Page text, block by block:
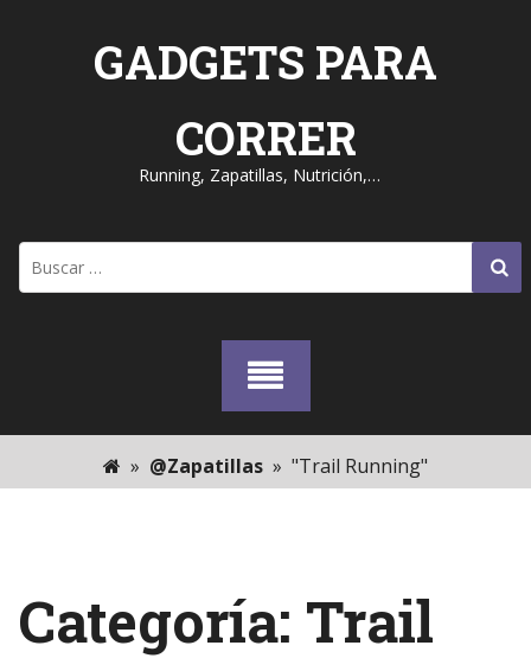
GADGETS PARA
CORRER
Running, Zapatillas, Nutrición,…
» @Zapatillas » "Trail Running"
Categoría: Trail